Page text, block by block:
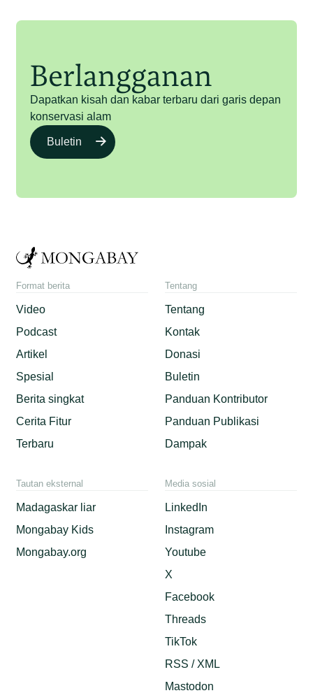
Berlangganan
Dapatkan kisah dan kabar terbaru dari garis depan
konservasi alam
Buletin
Format berita
Video
Podcast
Artikel
Spesial
Berita singkat
Cerita Fitur
Terbaru
Tentang
Tentang
Kontak
Donasi
Buletin
Panduan Kontributor
Panduan Publikasi
Dampak
Tautan eksternal
Madagaskar liar
Mongabay Kids
Mongabay.org
Media sosial
LinkedIn
Instagram
Youtube
X
Facebook
Threads
TikTok
RSS / XML
Mastodon